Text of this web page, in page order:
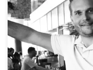
Gesund schlafen ist
Im Idealfall sollen wir
was, wenn der Kopf
will? Wenn man sich
Stunden zählt, bis der
[…]